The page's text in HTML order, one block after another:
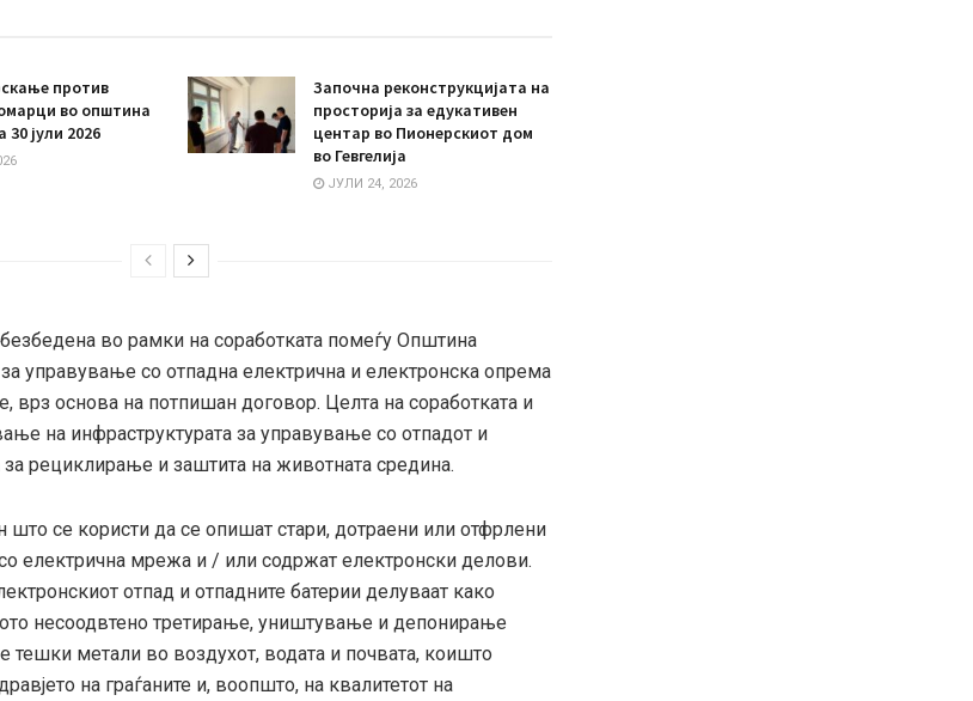
против
во општина
30 јули 2026
Започна реконструкцијата на
просторија за едукативен
центар во Пионерскиот дом
во Гевгелија
ЈУЛИ 24, 2026
во рамки на соработката помеѓу Општина
управување со отпадна електрична и електронска опрема
врз основа на потпишан договор. Целта на соработката и
на инфраструктурата за управување со отпадот и
рециклирање и заштита на животната средина.
се користи да се опишат стари, дотраени или отфрлени
електрична мрежа и / или содржат електронски делови.
отпад и отпадните батерии делуваат како
несоодвтено третирање, уништување и депонирање
метали во воздухот, водата и почвата, коишто
на граѓаните и, воопшто, на квалитетот на